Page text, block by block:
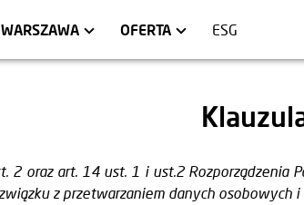
WARSZAWA OFERTA ESG
WROCŁAW KRAKÓW TRÓJMIASTO
MIESZKANIA APARTAMENTY INWESTYCYJNE
2 oraz art. 14 ust. 1 i ust.2
z przetwarzaniem danych